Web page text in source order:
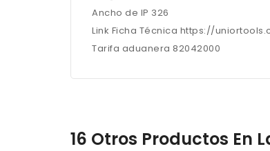
Ancho de IP 326
Link Ficha Técnica https://
Tarifa aduanera 82042000
16 Otros Productos En